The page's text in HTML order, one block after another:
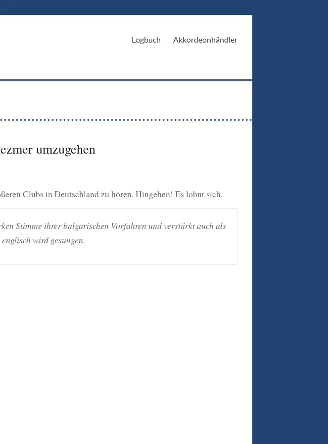
Logbuch Akkordeonhändler
umzugehen
Clubs in Deutschland zu hören. Hingehen! Es lohnt sich.
Stimme ihrer bulgarischen Vorfahren und verstärkt auch als
wird gesungen.